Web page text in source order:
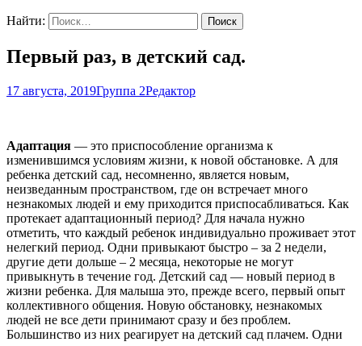
Найти:
Первый раз, в детский сад.
17 августа, 2019Группа 2Редактор
Адаптация — это приспособление организма к
изменившимся условиям жизни, к новой обстановке. А для
ребенка детский сад, несомненно, является новым,
неизведанным пространством, где он встречает много
незнакомых людей и ему приходится приспосабливаться. Как
протекает адаптационный период? Для начала нужно
отметить, что каждый ребенок индивидуально проживает этот
нелегкий период. Одни привыкают быстро – за 2 недели,
другие дети дольше – 2 месяца, некоторые не могут
привыкнуть в течение год. Детский сад — новый период в
жизни ребенка. Для малыша это, прежде всего, первый опыт
коллективного общения. Новую обстановку, незнакомых
людей не все дети принимают сразу и без проблем.
Большинство из них реагирует на детский сад плачем. Одни